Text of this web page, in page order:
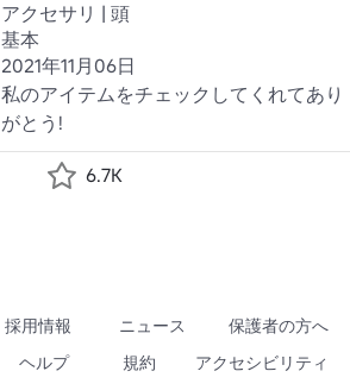
アクセサリ | 頭
基本
2021年11月06日
私のアイテムをチェックしてくれてあり
がとう!
6.7K
採用情報 ニュース
保護者の方へ
ヘルプ 規約 アクセシビリティ